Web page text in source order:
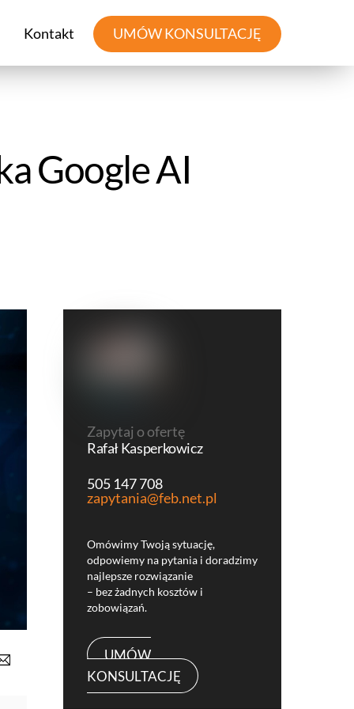
Kontakt UMÓW KONSULTACJĘ
Google AI
Zapytaj o ofertę
Rafał Kasperkowicz
505 147 708
zapytania@feb.net.pl
Omówimy Twoją sytuację,
odpowiemy na pytania i doradzimy
najlepsze rozwiązanie
– bez żadnych kosztów i
zobowiązań.
UMÓW
KONSULTACJĘ